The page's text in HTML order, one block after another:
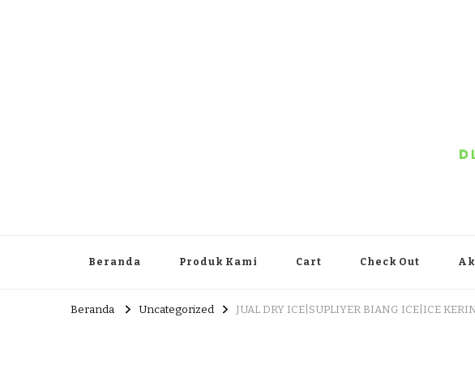
Beranda Produk Kami Cart Check Out
Beranda Uncategorized JUAL DRY ICE|SUPLIYER BIANG ICE|ICE